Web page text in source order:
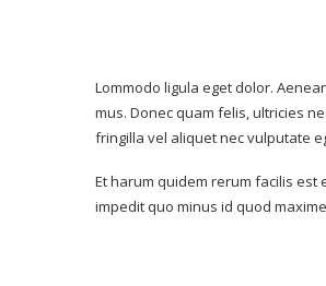
Lommodo ligula eget dolor.
mus. Donec quam felis, ultricies
fringilla vel aliquet nec vulputate
Et harum quidem rerum facilis est
impedit quo minus id quod